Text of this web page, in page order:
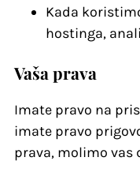
Kada
hostinga,
Vaša prava
Imate pravo na
imate pravo
prava, molimo vas